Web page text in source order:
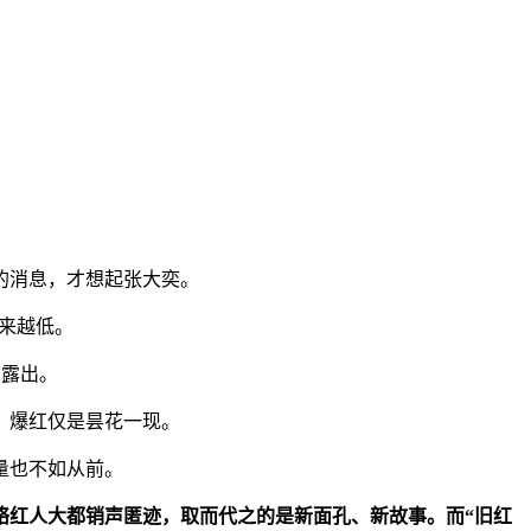
息，才想起张大奕。
越低。
出。
红仅是昙花一现。
不如从前。
人大都销声匿迹，取而代之的是新面孔、新故事。而“旧红